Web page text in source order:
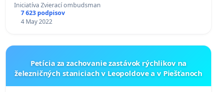
Iniciatíva Zvierací ombudsman
7 623 podpisov
4 May 2022
Petícia za zachovanie zastávok rýchlikov na
železničných staniciach v Leopoldove a v Piešťanoch